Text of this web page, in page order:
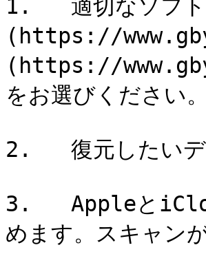
1.   適切なソフト
(https://
(https://
をお選びください。
2.   復元したいデ
3.   Appleと
めます。スキャン